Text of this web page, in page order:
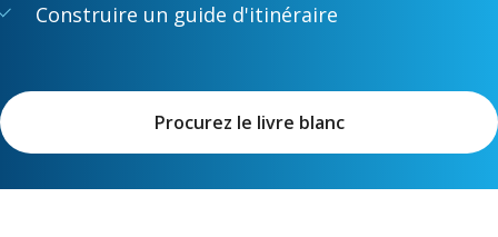
Construire un guide d'itinéraire
Procurez le livre blanc